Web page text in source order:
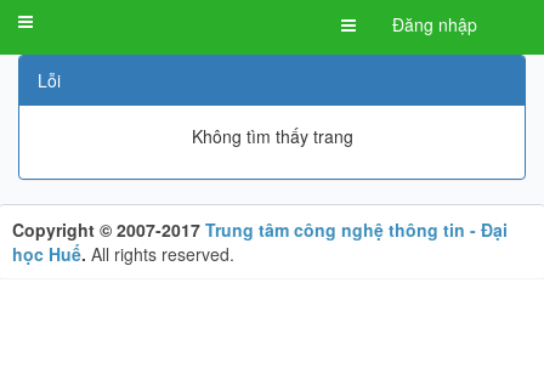
Toggle
Đăng nhập
Lỗi
Không tìm thấy trang
Copyright © 2007-2017 Trung tâm công nghệ thông tin - Đại
học Huế. All rights reserved.